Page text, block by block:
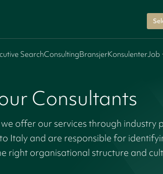
SearchConsultingBransjerKonsulenterJob
Consultants
offer our services through industry
Italy and are responsible for
right organisational structure and